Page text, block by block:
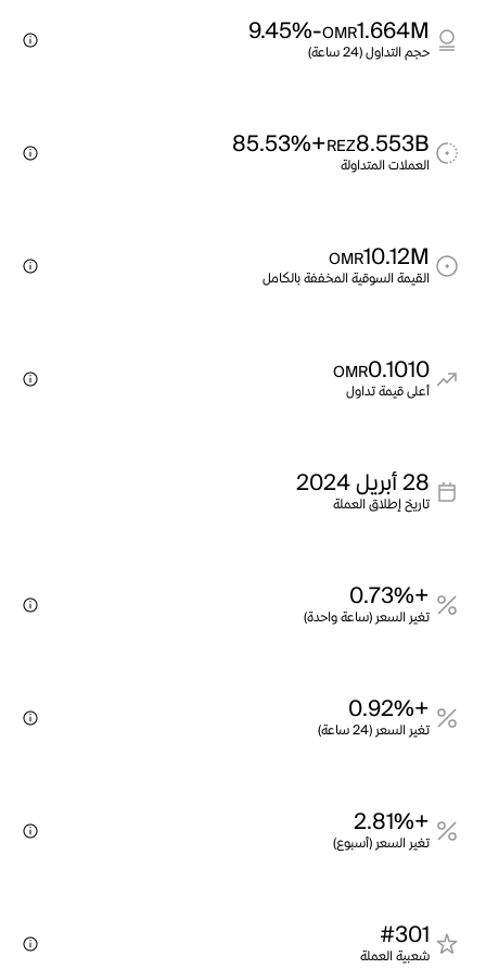
1.664M
OMR
-9.45%
حجم التداول (24 ساعة)
8.553B
REZ
+85.53%
العملات المتداولة
10.12M
OMR
القيمة السوقية المخففة بالكامل
0.1010
OMR
أعلى قيمة تداول
28 أبريل 2024
تاريخ إطلاق العملة
+0.73%
تغير السعر (ساعة واحدة)
+0.92%
تغير السعر (24 ساعة)
+2.81%
تغير السعر (أسبوع)
#301
شعبية العملة